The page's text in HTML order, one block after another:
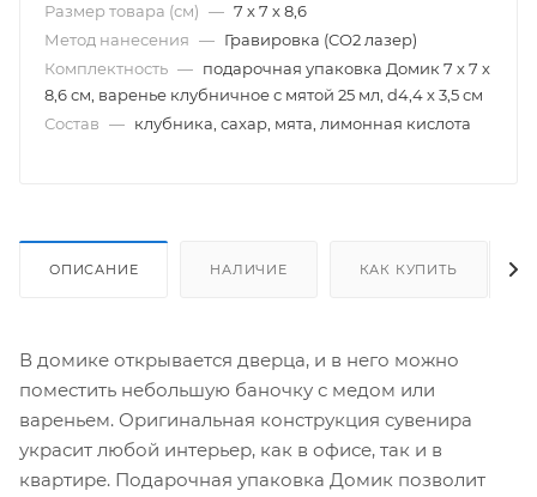
Размер товара (см) — 7 х 7 х 8,6
Метод нанесения — Гравировка (CO2 лазер)
Комплектность — подарочная упаковка Домик 7 х 7 х
8,6 см, варенье клубничное с мятой 25 мл, d4,4 х 3,5 см
Состав — клубника, сахар, мята, лимонная кислота
ОПИСАНИЕ НАЛИЧИЕ КАК КУПИТЬ
В домике открывается дверца, и в него можно
поместить небольшую баночку с медом или
вареньем. Оригинальная конструкция сувенира
украсит любой интерьер, как в офисе, так и в
квартире. Подарочная упаковка Домик позволит